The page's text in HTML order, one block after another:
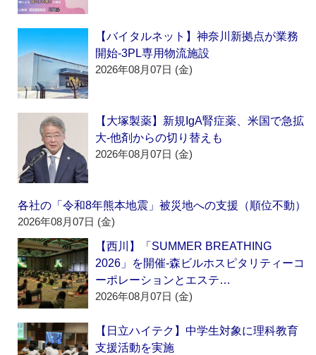
【バイタルネット】神奈川新拠点が業務
開始‐3PL専用物流施設
2026年08月07日 (金)
【大塚製薬】新規IgA腎症薬、米国で急拡
大‐他剤からの切り替えも
2026年08月07日 (金)
各社の「令和8年熊本地震」被災地への支援（順位不動）
2026年08月07日 (金)
【西川】「SUMMER BREATHING
2026」を開催‐森ビルホスピタリティーコ
ーポレーションとエステ…
2026年08月07日 (金)
【日立ハイテク】中学生対象に理科教育
支援活動を実施